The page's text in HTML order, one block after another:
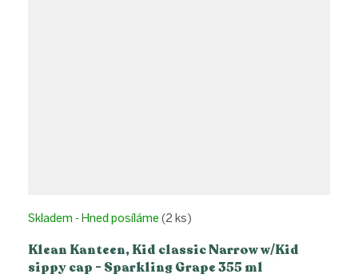
Klean Kanteen, Kid classic Narrow w/Kid
sippy cap - Sparkling Grape 355 ml
Skladem - Hned posíláme (2 ks)